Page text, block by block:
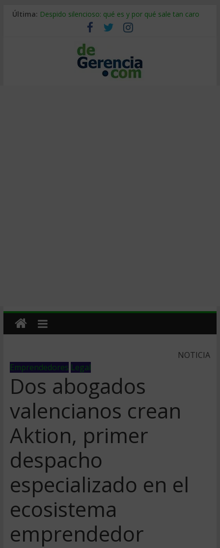
Última: Despido silencioso: qué es y por qué sale tan caro
La economía de Venezuela después del terremoto
Los 8 pasos de Kotter: liderar el cambio sin fracasar
Gestión de proyectos con IA: qué cambia en el oficio
IA y creatividad: cómo evitar que todos piensen igual
NOTICIA
Emprendedores Legal
Dos abogados
valencianos crean
Aktion, primer
despacho
especializado en el
ecosistema
emprendedor